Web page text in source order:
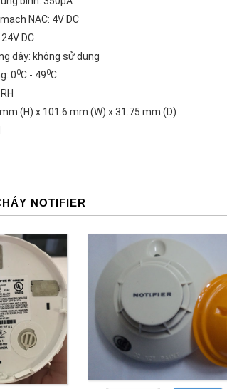
NAC: 4V DC
DC
dây: không sử dụng
00C - 490C
(H) x 101.6 mm (W) x 31.75 mm (D)
NOTIFIER